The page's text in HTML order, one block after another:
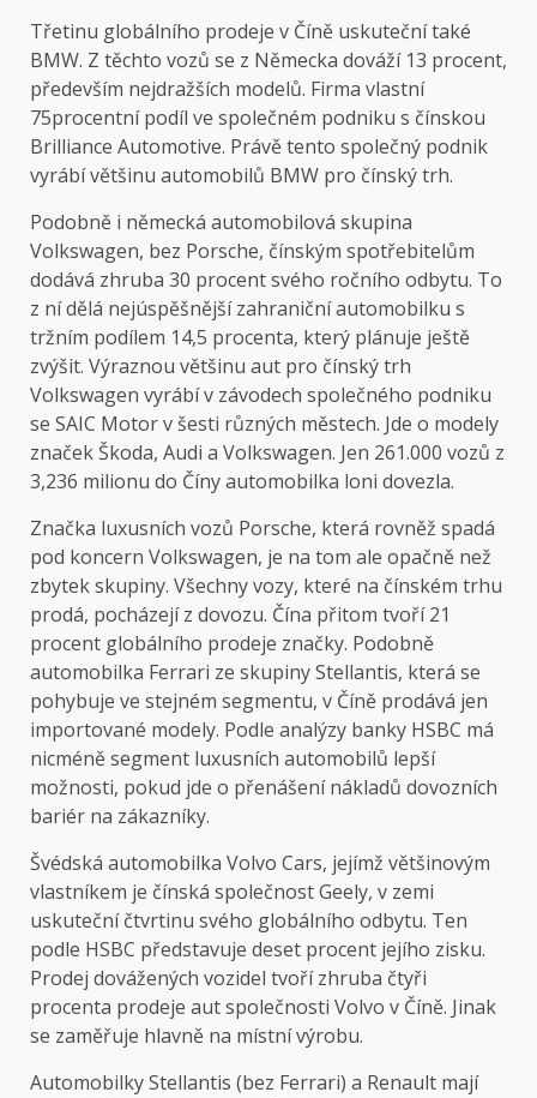
Třetinu globálního prodeje v Číně uskuteční také
BMW. Z těchto vozů se z Německa dováží 13 procent,
především nejdražších modelů. Firma vlastní
75procentní podíl ve společném podniku s čínskou
Brilliance Automotive. Právě tento společný podnik
vyrábí většinu automobilů BMW pro čínský trh.
Podobně i německá automobilová skupina
Volkswagen, bez Porsche, čínským spotřebitelům
dodává zhruba 30 procent svého ročního odbytu. To
z ní dělá nejúspěšnější zahraniční automobilku s
tržním podílem 14,5 procenta, který plánuje ještě
zvýšit. Výraznou většinu aut pro čínský trh
Volkswagen vyrábí v závodech společného podniku
se SAIC Motor v šesti různých městech. Jde o modely
značek Škoda, Audi a Volkswagen. Jen 261.000 vozů z
3,236 milionu do Číny automobilka loni dovezla.
Značka luxusních vozů Porsche, která rovněž spadá
pod koncern Volkswagen, je na tom ale opačně než
zbytek skupiny. Všechny vozy, které na čínském trhu
prodá, pocházejí z dovozu. Čína přitom tvoří 21
procent globálního prodeje značky. Podobně
automobilka Ferrari ze skupiny Stellantis, která se
pohybuje ve stejném segmentu, v Číně prodává jen
importované modely. Podle analýzy banky HSBC má
nicméně segment luxusních automobilů lepší
možnosti, pokud jde o přenášení nákladů dovozních
bariér na zákazníky.
Švédská automobilka Volvo Cars, jejímž většinovým
vlastníkem je čínská společnost Geely, v zemi
uskuteční čtvrtinu svého globálního odbytu. Ten
podle HSBC představuje deset procent jejího zisku.
Prodej dovážených vozidel tvoří zhruba čtyři
procenta prodeje aut společnosti Volvo v Číně. Jinak
se zaměřuje hlavně na místní výrobu.
Automobilky Stellantis (bez Ferrari) a Renault mají